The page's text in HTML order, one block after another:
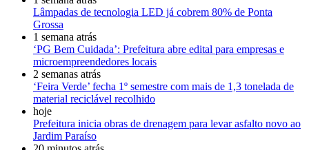
Lâmpadas de tecnologia LED já cobrem 80% de Ponta
Grossa
1 semana atrás
‘PG Bem Cuidada’: Prefeitura abre edital para empresas e
microempreendedores locais
2 semanas atrás
‘Feira Verde’ fecha 1º semestre com mais de 1,3 tonelada de
material reciclável recolhido
hoje
Prefeitura inicia obras de drenagem para levar asfalto novo ao
Jardim Paraíso